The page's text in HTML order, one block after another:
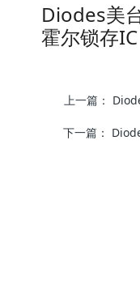
Diodes美
霍尔锁存IC
上一篇：
下一篇：